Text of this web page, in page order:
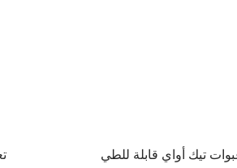
تيك أواي قابلة للطي